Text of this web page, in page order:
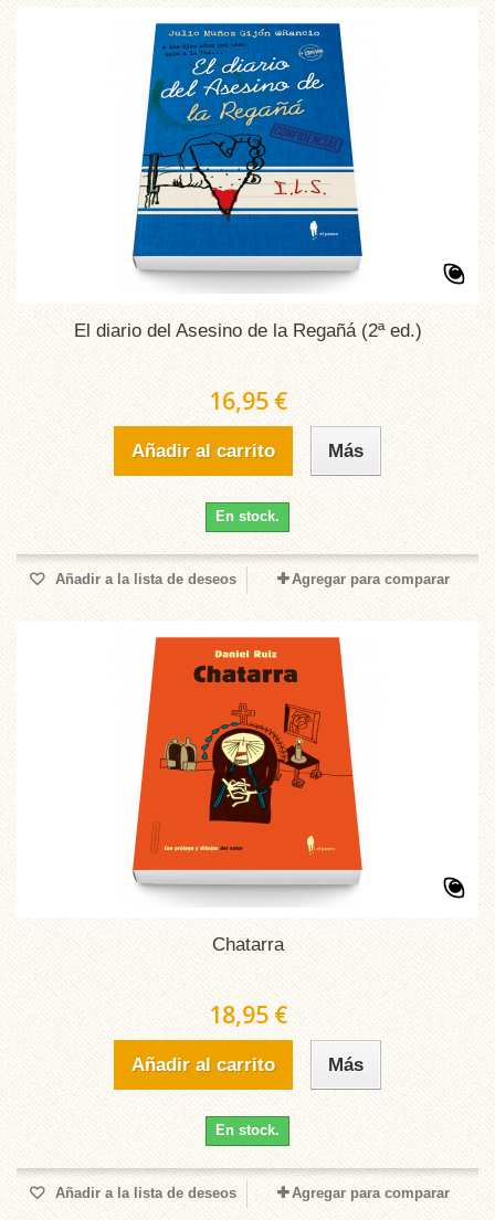
El diario del Asesino de la Regañá (2ª ed.)
16,95 €
Añadir al carrito Más
En stock.
Añadir a la lista de deseos Agregar para comparar
Chatarra
18,95 €
Añadir al carrito Más
En stock.
Añadir a la lista de deseos Agregar para comparar